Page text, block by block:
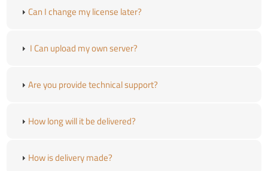
Can I change my license later?
I Can upload my own server?
Are you provide technical support?
How long will it be delivered?
How is delivery made?